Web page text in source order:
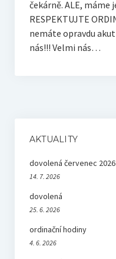
čekárně. ALE, máme
RESPEKTUJTE
nemáte opravdu
nás!!! Velmi nás…
AKTUALITY
dovolená červenec 2026
14. 7. 2026
dovolená
25. 6. 2026
ordinační hodiny
4. 6. 2026